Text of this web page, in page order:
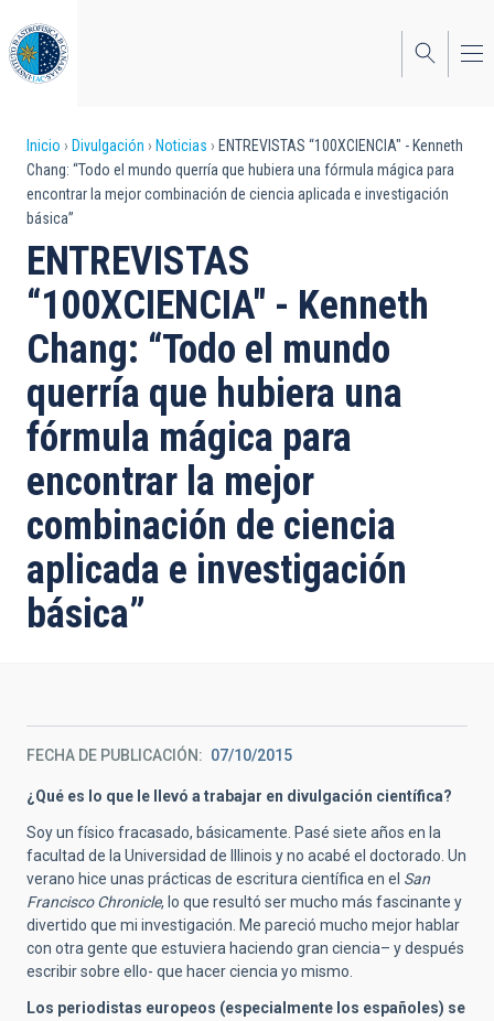
al
contenido
principal
Sobrescribir
enlaces
de
ayuda
a
la
navegación
Inicio Divulgación Noticias
ENTREVISTAS “100XCIENCIA" - Kenneth
Chang: “Todo el mundo querría que hubiera una fórmula mágica para
encontrar la mejor combinación de ciencia aplicada e investigación
básica”
ENTREVISTAS
“100XCIENCIA" - Kenneth
Chang: “Todo el mundo
querría que hubiera una
fórmula mágica para
encontrar la mejor
combinación de ciencia
aplicada e investigación
básica”
FECHA DE PUBLICACIÓN 07/10/2015
¿Qué es lo que le llevó a trabajar en divulgación científica?
Soy un físico fracasado, básicamente. Pasé siete años en la
facultad de la Universidad de Illinois y no acabé el doctorado. Un
verano hice unas prácticas de escritura científica en el San
Francisco Chronicle, lo que resultó ser mucho más fascinante y
divertido que mi investigación. Me pareció mucho mejor hablar
con otra gente que estuviera haciendo gran ciencia– y después
escribir sobre ello- que hacer ciencia yo mismo.
Los periodistas europeos (especialmente los españoles) se